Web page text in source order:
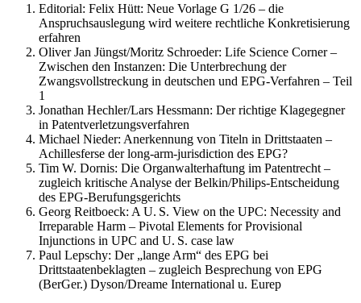
Editorial: Felix Hütt: Neue Vorlage G 1/26 – die
Anspruchsauslegung wird weitere rechtliche Konkretisierung
erfahren
Oliver Jan Jüngst/Moritz Schroeder: Life Science Corner –
Zwischen den Instanzen: Die Unterbrechung der
Zwangsvollstreckung in deutschen und EPG-Verfahren – Teil
1
Jonathan Hechler/Lars Hessmann: Der richtige Klagegegner
in Patentverletzungsverfahren
Michael Nieder: Anerkennung von Titeln in Drittstaaten –
Achillesferse der long-arm-jurisdiction des EPG?
Tim W. Dornis: Die Organwalterhaftung im Patentrecht –
zugleich kritische Analyse der Belkin/Philips-Entscheidung
des EPG-Berufungsgerichts
Georg Reitboeck: A U. S. View on the UPC: Necessity and
Irreparable Harm – Pivotal Elements for Provisional
Injunctions in UPC and U. S. case law
Paul Lepschy: Der „lange Arm“ des EPG bei
Drittstaatenbeklagten – zugleich Besprechung von EPG
(BerGer.) Dyson/Dreame International u. Eurep